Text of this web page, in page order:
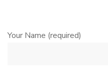
Your Name (required)